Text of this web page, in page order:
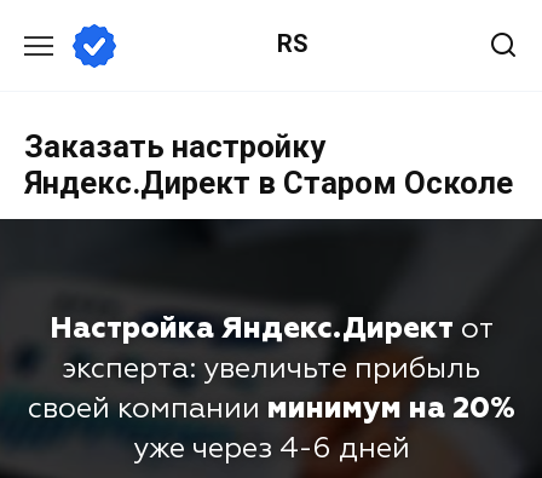
RS
Заказать настройку
Яндекс.Директ в Старом Осколе
Настройка Яндекс.Директ от
эксперта: увеличьте прибыль
своей компании минимум на 20%
уже через 4-6 дней